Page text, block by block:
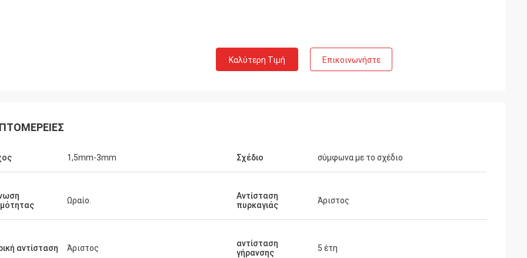
Καλύτερη Τιμή Επικοινωνήστε
1,5mm-3mm Σχέδιο σύμφωνα με το σχέδιο
Ωραίο.
Αντίσταση
πυρκαγιάς
Άριστος
αντίσταση Άριστος
αντίσταση
γήρανσης
5 έτη